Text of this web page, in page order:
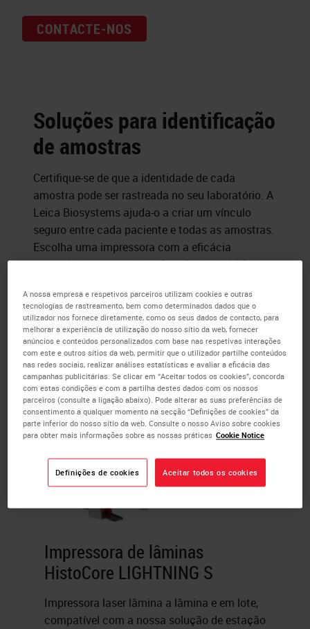
CONTACTE-NOS
Soluções para identificação
de amostras
Certifique-se de que a identidade de cada
amostra pode ser rastreada no seu laboratório. A
Leica Biosystems ajuda-o a criar um vínculo
seguro entre cada paciente e todas as amostras.
Escolha uma impressora com a eficácia
essencial para uma identificação legível. Melhore
impressão personalizado de amostras.
Impressora de lâminas
HistoCore LIGHTNING S
Impressora laser lâmina a lâmina e em lote,
compatível com a nossa solução de estação
A nossa empresa e respetivos parceiros utilizam cookies e outras
tecnologias de rastreamento, bem como determinados dados que o
utilizador nos fornece diretamente, como os seus dados de contacto, para
melhorar a experiência de utilização do nosso sítio da web, fornecer
anúncios e conteúdos personalizados com base nas respetivas interações
com este e outros sítios da web, permitir que o utilizador partilhe conteúdos
nas redes sociais, realizar análises estatísticas e avaliar a eficácia das
campanhas publicitárias. Se clicar em “Aceitar todos os cookies”, concorda
com estas condições e com a partilha destes dados com os nossos
parceiros (consulte a ligação abaixo). Pode alterar as suas preferências de
consentimento a qualquer momento na secção “Definições de cookies” da
parte inferior do nosso sítio da web. Consulte o nosso Aviso sobre cookies
para obter mais informações sobre as nossas práticas Cookie Notice
Definições de cookies Aceitar todos os cookies